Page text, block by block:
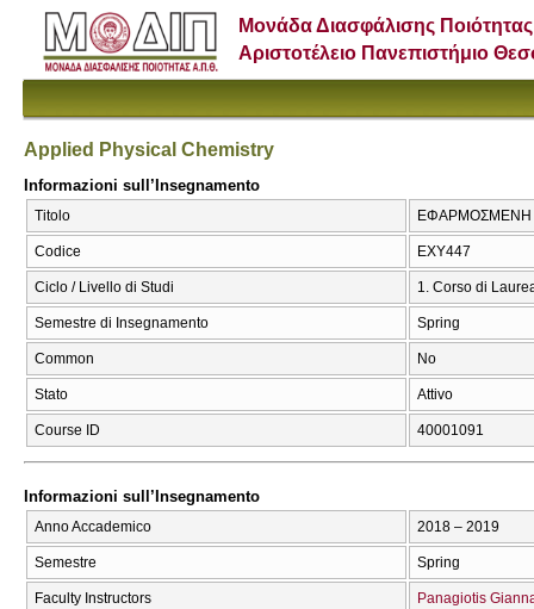
Μονάδα Διασφάλισης Ποιότητας
Αριστοτέλειο Πανεπιστήμιο
Applied Physical Chemistry
Informazioni sull’Insegnamento
Titolo ΕΦΑΡΜΟΣΜΕΝΗ
Codice ΕΧΥ447
Ciclo / Livello di Studi 1. Corso di
Semestre di Insegnamento Spring
Common No
Stato Attivo
Course ID 40001091
Informazioni sull’Insegnamento
Anno Accademico 2018 – 2019
Semestre Spring
Faculty Instructors Panagiotis